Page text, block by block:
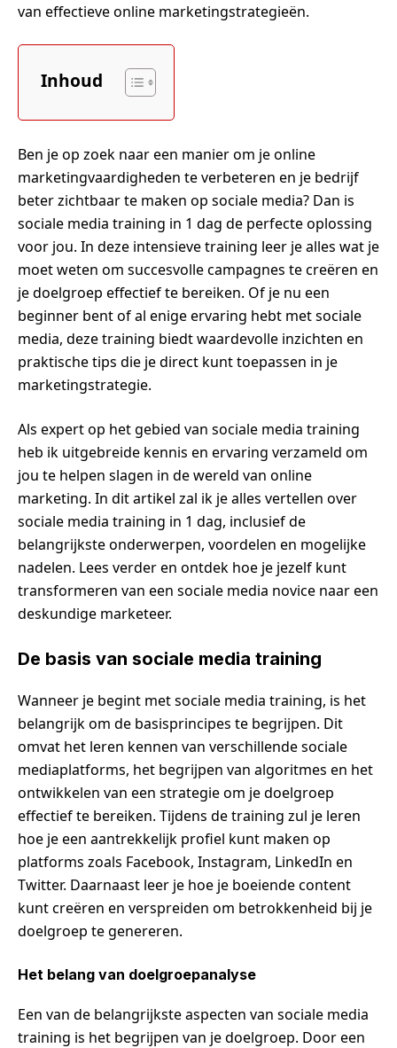
van effectieve online marketingstrategieën.
Inhoud
Ben je op zoek naar een manier om je online
marketingvaardigheden te verbeteren en je bedrijf
beter zichtbaar te maken op sociale media? Dan is
sociale media training in 1 dag de perfecte oplossing
voor jou. In deze intensieve training leer je alles wat je
moet weten om succesvolle campagnes te creëren en
je doelgroep effectief te bereiken. Of je nu een
beginner bent of al enige ervaring hebt met sociale
media, deze training biedt waardevolle inzichten en
praktische tips die je direct kunt toepassen in je
marketingstrategie.
Als expert op het gebied van sociale media training
heb ik uitgebreide kennis en ervaring verzameld om
jou te helpen slagen in de wereld van online
marketing. In dit artikel zal ik je alles vertellen over
sociale media training in 1 dag, inclusief de
belangrijkste onderwerpen, voordelen en mogelijke
nadelen. Lees verder en ontdek hoe je jezelf kunt
transformeren van een sociale media novice naar een
deskundige marketeer.
De basis van sociale media training
Wanneer je begint met sociale media training, is het
belangrijk om de basisprincipes te begrijpen. Dit
omvat het leren kennen van verschillende sociale
mediaplatforms, het begrijpen van algoritmes en het
ontwikkelen van een strategie om je doelgroep
effectief te bereiken. Tijdens de training zul je leren
hoe je een aantrekkelijk profiel kunt maken op
platforms zoals Facebook, Instagram, LinkedIn en
Twitter. Daarnaast leer je hoe je boeiende content
kunt creëren en verspreiden om betrokkenheid bij je
doelgroep te genereren.
Het belang van doelgroepanalyse
Een van de belangrijkste aspecten van sociale media
training is het begrijpen van je doelgroep. Door een